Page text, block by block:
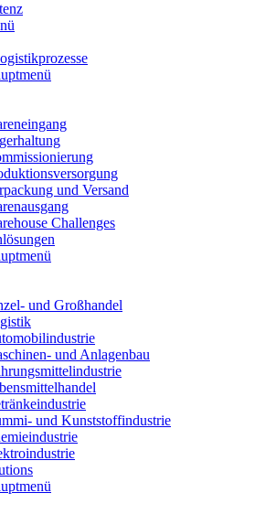
und Versand
Challenges
und Großhandel
und Anlagenbau
und Kunststoffindustrie